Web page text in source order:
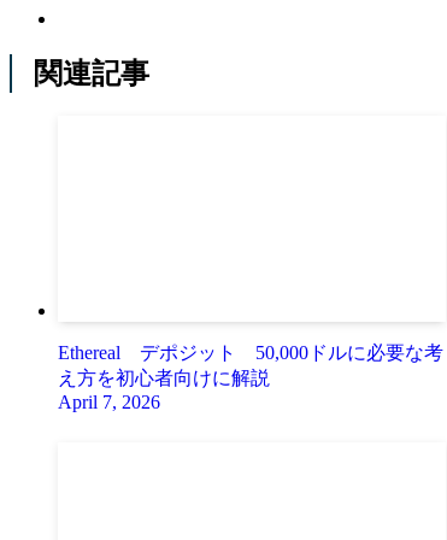
関連記事
Ethereal デポジット 50,000ドルに必要な考
え方を初心者向けに解説
April 7, 2026